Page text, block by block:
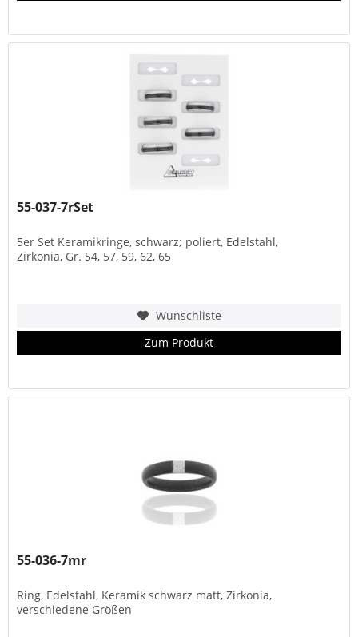
55-037-7rSet
5er Set Keramikringe, schwarz; poliert, Edelstahl,
Zirkonia, Gr. 54, 57, 59, 62, 65
Wunschliste
Zum Produkt
55-036-7mr
Ring, Edelstahl, Keramik schwarz matt, Zirkonia,
verschiedene Größen